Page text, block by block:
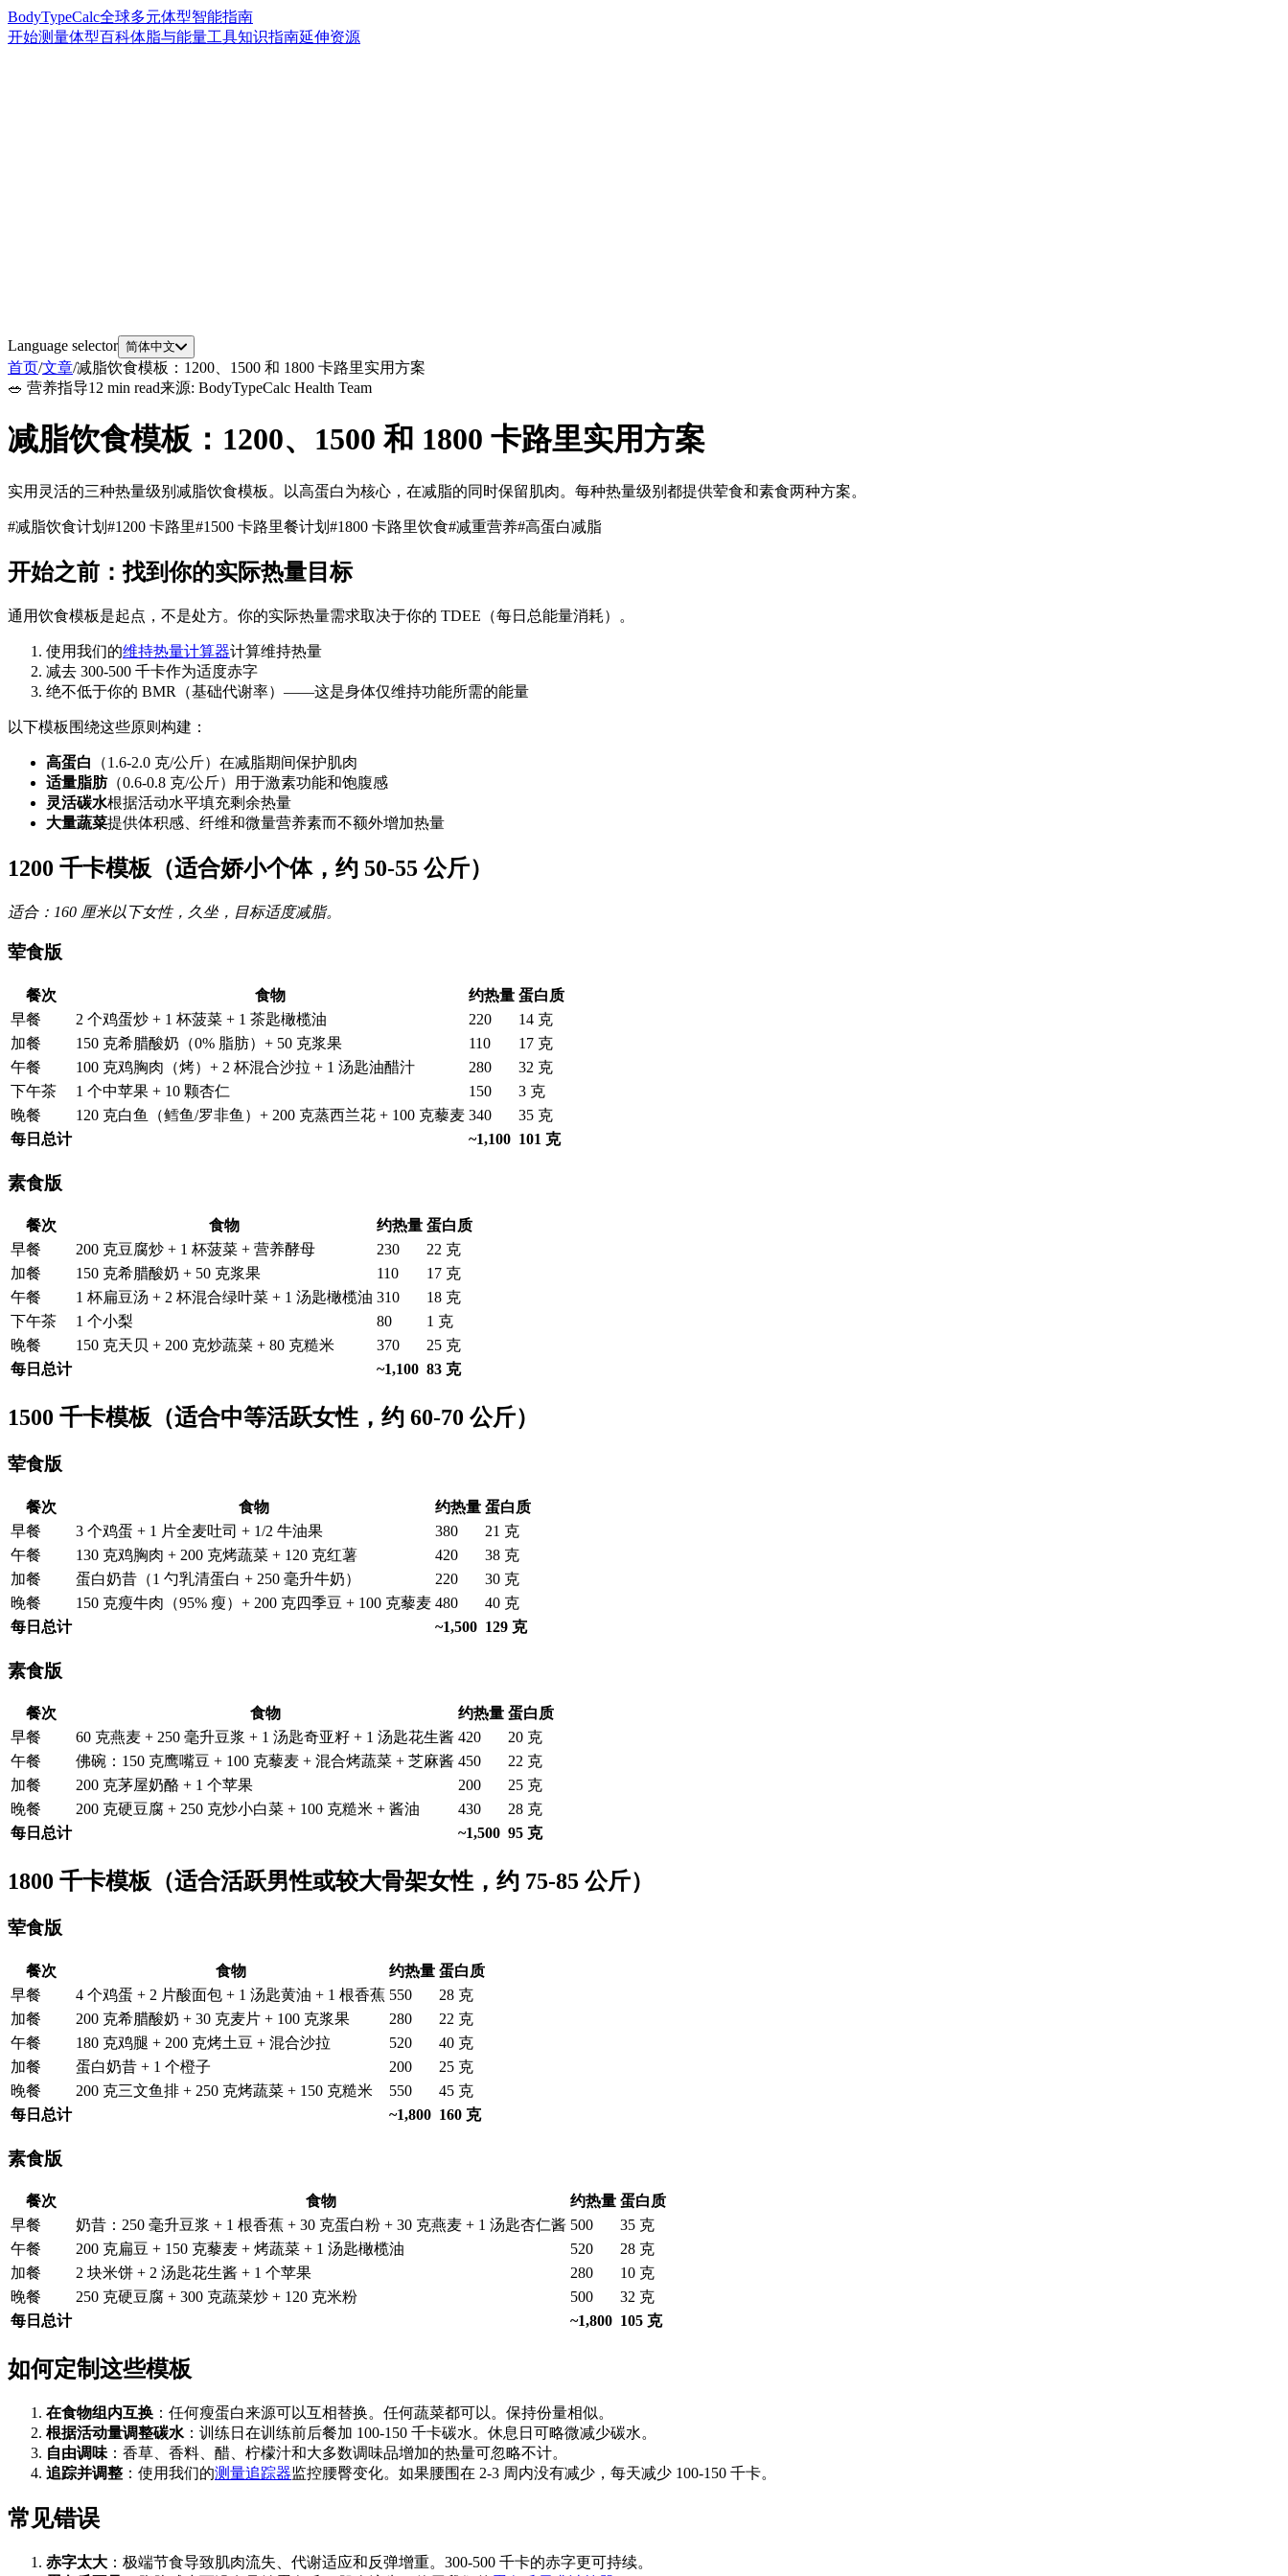
BodyTypeCalc全球多元体型智能指南
开始测量体型百科体脂与能量工具知识指南延伸资源
Language selector 简体中文
首页/文章/减脂饮食模板：1200、1500 和 1800 卡路里实用方案
🥗 营养指导12 min read来源: BodyTypeCalc Health Team
减脂饮食模板：1200、1500 和 1800 卡路里实用方案
实用灵活的三种热量级别减脂饮食模板。以高蛋白为核心，在减脂的同时保留肌肉。每种热量级别都提供荤食和素食两种方案。
#减脂饮食计划 #1200 卡路里#1500 卡路里餐计划 #1800 卡路里饮食#减重营养#高蛋白减脂
开始之前：找到你的实际热量目标
通用饮食模板是起点，不是处方。你的实际热量需求取决于你的 TDEE（每日总能量消耗）。
使用我们的维持热量计算器计算维持热量
减去 300-500 千卡作为适度赤字
绝不低于你的 BMR（基础代谢率）——这是身体仅维持功能所需的能量
以下模板围绕这些原则构建：
高蛋白
（1.6-2.0 克/公斤）在减脂期间保护肌肉
适量脂肪（0.6-0.8 克/公斤）用于激素功能和饱腹感
灵活碳水根据活动水平填充剩余热量
大量蔬菜提供体积感、纤维和微量营养素而不额外增加热量
1200 千卡模板（适合娇小个体，约 50-55 公斤）
适合：160 厘米以下女性，久坐，目标适度减脂。
荤食版
餐次 食物 约热量 蛋白质
早餐
2 个鸡蛋炒 + 1 杯菠菜 + 1 茶匙橄榄油 220
14 克
加餐
150 克希腊酸奶（0% 脂肪）+ 50 克浆果 110
17 克
午餐
100 克鸡胸肉（烤）+ 2 杯混合沙拉 + 1 汤匙油醋汁 280
32 克
下午茶
1 个中苹果 + 10 颗杏仁 150
3 克
晚餐
120 克白鱼（鳕鱼/罗非鱼）+ 200 克蒸西兰花 + 100 克藜麦 340
35 克
每日总计
~1,100 101 克
素食版
餐次 食物 约热量 蛋白质
早餐
200 克豆腐炒 + 1 杯菠菜 + 营养酵母 230
22 克
加餐
150 克希腊酸奶 + 50 克浆果 110
17 克
午餐
1 杯扁豆汤 + 2 杯混合绿叶菜 + 1 汤匙橄榄油 310
18 克
下午茶
1 个小梨 80
1 克
晚餐
150 克天贝 + 200 克炒蔬菜 + 80 克糙米 370
25 克
每日总计
~1,100 83 克
1500 千卡模板（适合中等活跃女性，约 60-70 公斤）
荤食版
餐次 食物 约热量 蛋白质
早餐
3 个鸡蛋 + 1 片全麦吐司 + 1/2 牛油果 380
21 克
午餐
130 克鸡胸肉 + 200 克烤蔬菜 + 120 克红薯 420
38 克
加餐
蛋白奶昔（1 勺乳清蛋白 + 250 毫升牛奶） 220
30 克
晚餐
150 克瘦牛肉（95% 瘦）+ 200 克四季豆 + 100 克藜麦 480
40 克
每日总计
~1,500 129 克
素食版
餐次 食物 约热量 蛋白质
早餐
60 克燕麦 + 250 毫升豆浆 + 1 汤匙奇亚籽 + 1 汤匙花生酱 420
20 克
午餐
佛碗：150 克鹰嘴豆 + 100 克藜麦 + 混合烤蔬菜 + 芝麻酱 450
22 克
加餐
200 克茅屋奶酪 + 1 个苹果 200
25 克
晚餐
200 克硬豆腐 + 250 克炒小白菜 + 100 克糙米 + 酱油 430
28 克
每日总计
~1,500 95 克
1800 千卡模板（适合活跃男性或较大骨架女性，约 75-85 公斤）
荤食版
餐次 食物 约热量 蛋白质
早餐
4 个鸡蛋 + 2 片酸面包 + 1 汤匙黄油 + 1 根香蕉 550
28 克
加餐
200 克希腊酸奶 + 30 克麦片 + 100 克浆果 280
22 克
午餐
180 克鸡腿 + 200 克烤土豆 + 混合沙拉 520
40 克
加餐
蛋白奶昔 + 1 个橙子 200
25 克
晚餐
200 克三文鱼排 + 250 克烤蔬菜 + 150 克糙米 550
45 克
每日总计
~1,800 160 克
素食版
餐次 食物 约热量 蛋白质
早餐
奶昔：250 毫升豆浆 + 1 根香蕉 + 30 克蛋白粉 + 30 克燕麦 + 1 汤匙杏仁酱 500
35 克
午餐
200 克扁豆 + 150 克藜麦 + 烤蔬菜 + 1 汤匙橄榄油 520
28 克
加餐
2 块米饼 + 2 汤匙花生酱 + 1 个苹果 280
10 克
晚餐
250 克硬豆腐 + 300 克蔬菜炒 + 120 克米粉 500
32 克
每日总计
~1,800 105 克
如何定制这些模板
在食物组内互换 ：任何瘦蛋白来源可以互相替换。任何蔬菜都可以。保持份量相似。
根据活动量调整碳水 ：训练日在训练前后餐加 100-150 千卡碳水。休息日可略微减少碳水。
自由调味 ：香草、香料、醋、柠檬汁和大多数调味品增加的热量可忽略不计。
追踪并调整 ：使用我们的测量追踪器监控腰臀变化。如果腰围在 2-3 周内没有减少，每天减少 100-150 千卡。
常见错误
赤字太大 ：极端节食导致肌肉流失、代谢适应和反弹增重。300-500 千卡的赤字更可持续。